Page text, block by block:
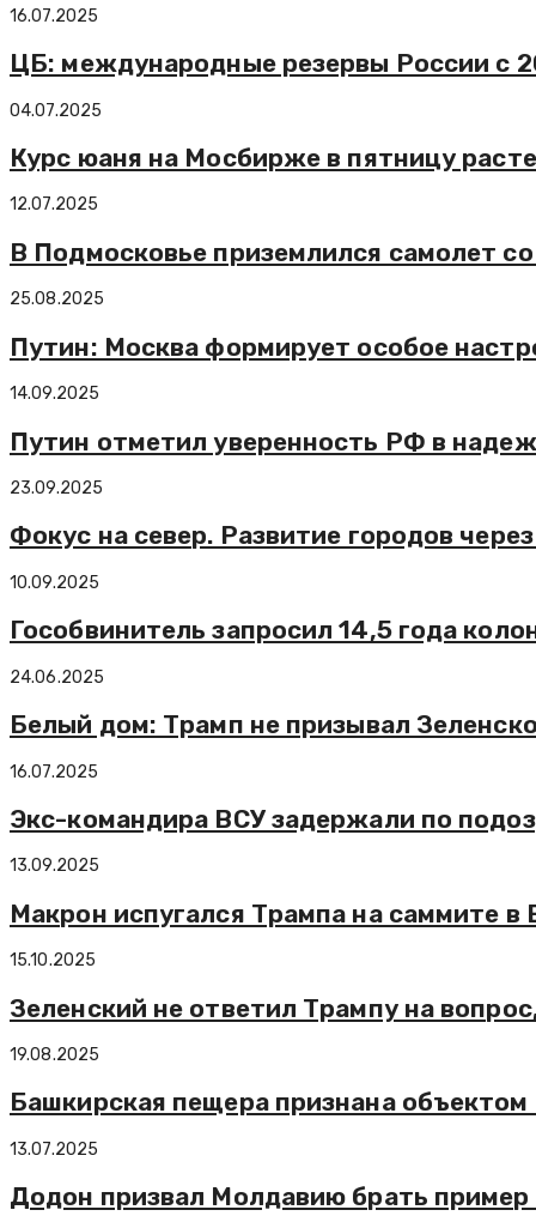
16.07.2025
ЦБ: международные резервы России с
04.07.2025
Курс юаня на Мосбирже в пятницу
12.07.2025
В Подмосковье приземлился самолет
25.08.2025
Путин: Москва формирует особое
14.09.2025
Путин отметил уверенность РФ в
23.09.2025
Фокус на север. Развитие городов
10.09.2025
Гособвинитель запросил 14,5 года
24.06.2025
Белый дом: Трамп не призывал
16.07.2025
Экс-командира ВСУ задержали по
13.09.2025
Макрон испугался Трампа на саммите в
15.10.2025
Зеленский не ответил Трампу на
19.08.2025
Башкирская пещера признана
13.07.2025
Додон призвал Молдавию брать